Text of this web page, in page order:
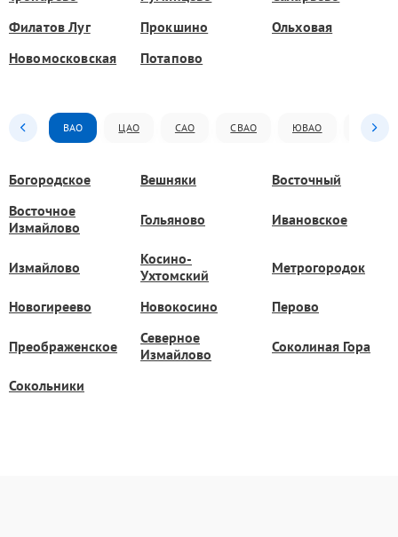
Филатов Луг
Прокшино
Ольховая
Новомосковская
Потапово
ВАО ЦАО САО СВАО ЮВАО ЮАО
Богородское Вешняки
Восточный
Восточное
Измайлово
Гольяново Ивановское
Измайлово
Косино-
Ухтомский
Метрогородок
Новогиреево Новокосино Перово
Преображенское
Северное
Измайлово
Соколиная Гора
Сокольники